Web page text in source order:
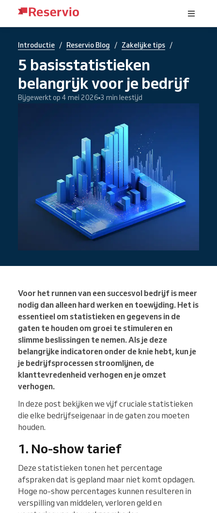
Introductie / Reservio Blog / Zakelijke tips /
5 basisstatistieken
belangrijk voor je bedrijf
Bijgewerkt op 4 mei 2026 3 min leestijd
Voor het runnen van een succesvol bedrijf is meer
nodig dan alleen hard werken en toewijding. Het is
essentieel om statistieken en gegevens in de
gaten te houden om groei te stimuleren en
slimme beslissingen te nemen. Als je deze
belangrijke indicatoren onder de knie hebt, kun je
je bedrijfsprocessen stroomlijnen, de
klanttevredenheid verhogen en je omzet
verhogen.
In deze post bekijken we vijf cruciale statistieken
die elke bedrijfseigenaar in de gaten zou moeten
houden.
1. No-show tarief
Deze statistieken tonen het percentage
afspraken dat is gepland maar niet komt opdagen.
Hoge no-show percentages kunnen resulteren in
verspilling van middelen, verloren geld en